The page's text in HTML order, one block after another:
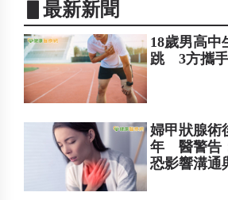
▋最新新聞
18歲男高中
跳 3方攜
婦甲狀腺術
年 醫警告
恐影響溝通